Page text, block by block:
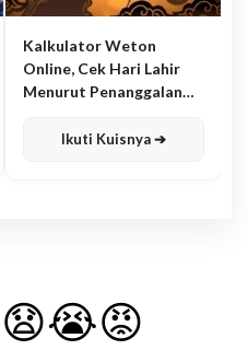
Kalkulator Weton
Online, Cek Hari Lahir
Menurut Penanggalan
Ikuti Kuisnya ➔
😧😭😡